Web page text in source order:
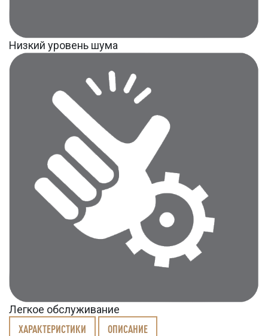
Низкий уровень шума
Легкое обслуживание
ХАРАКТЕРИСТИКИ ОПИСАНИЕ